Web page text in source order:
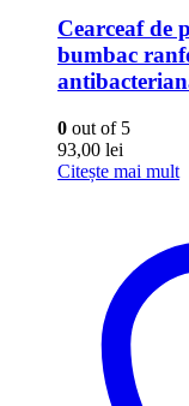
Cearceaf de
bumbac
0 out of 5
93,00 lei
Citește mai mult